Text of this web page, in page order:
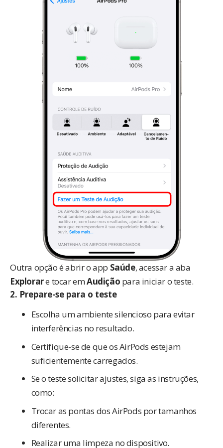
Outra opção é abrir o app Saúde, acessar a aba
Explorare tocar emAudição para iniciar o teste.
2. Prepare-se para o teste
Escolha um ambiente silencioso para evitar
interferências no resultado.
Certifique-se de que os AirPods estejam
suficientemente carregados.
Se o teste solicitar ajustes, siga as instruções,
como:
Trocar as pontas dos AirPods por tamanhos
diferentes.
Realizar uma limpeza no dispositivo.